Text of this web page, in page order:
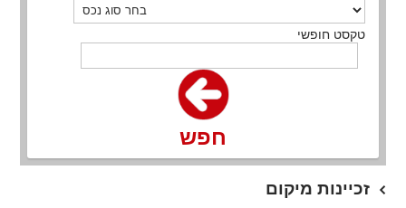
טקסט חופשי
חפש
זכיינות מיקום